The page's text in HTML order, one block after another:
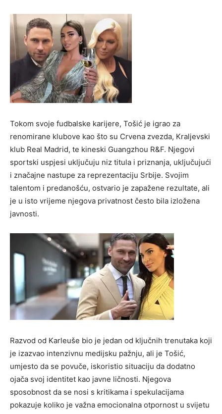
Tokom svoje fudbalske karijere, Tošić je igrao za
renomirane klubove kao što su Crvena zvezda, Kraljevski
klub Real Madrid, te kineski Guangzhou R&F. Njegovi
sportski uspjesi uključuju niz titula i priznanja, uključujući
i značajne nastupe za reprezentaciju Srbije. Svojim
talentom i predanošću, ostvario je zapažene rezultate, ali
je u isto vrijeme njegova privatnost često bila izložena
javnosti.
Razvod od Karleuše bio je jedan od ključnih trenutaka koji
je izazvao intenzivnu medijsku pažnju, ali je Tošić,
umjesto da se povuče, iskoristio situaciju da dodatno
ojača svoj identitet kao javne ličnosti. Njegova
sposobnost da se nosi s kritikama i spekulacijama
pokazuje koliko je važna emocionalna otpornost u svijetu